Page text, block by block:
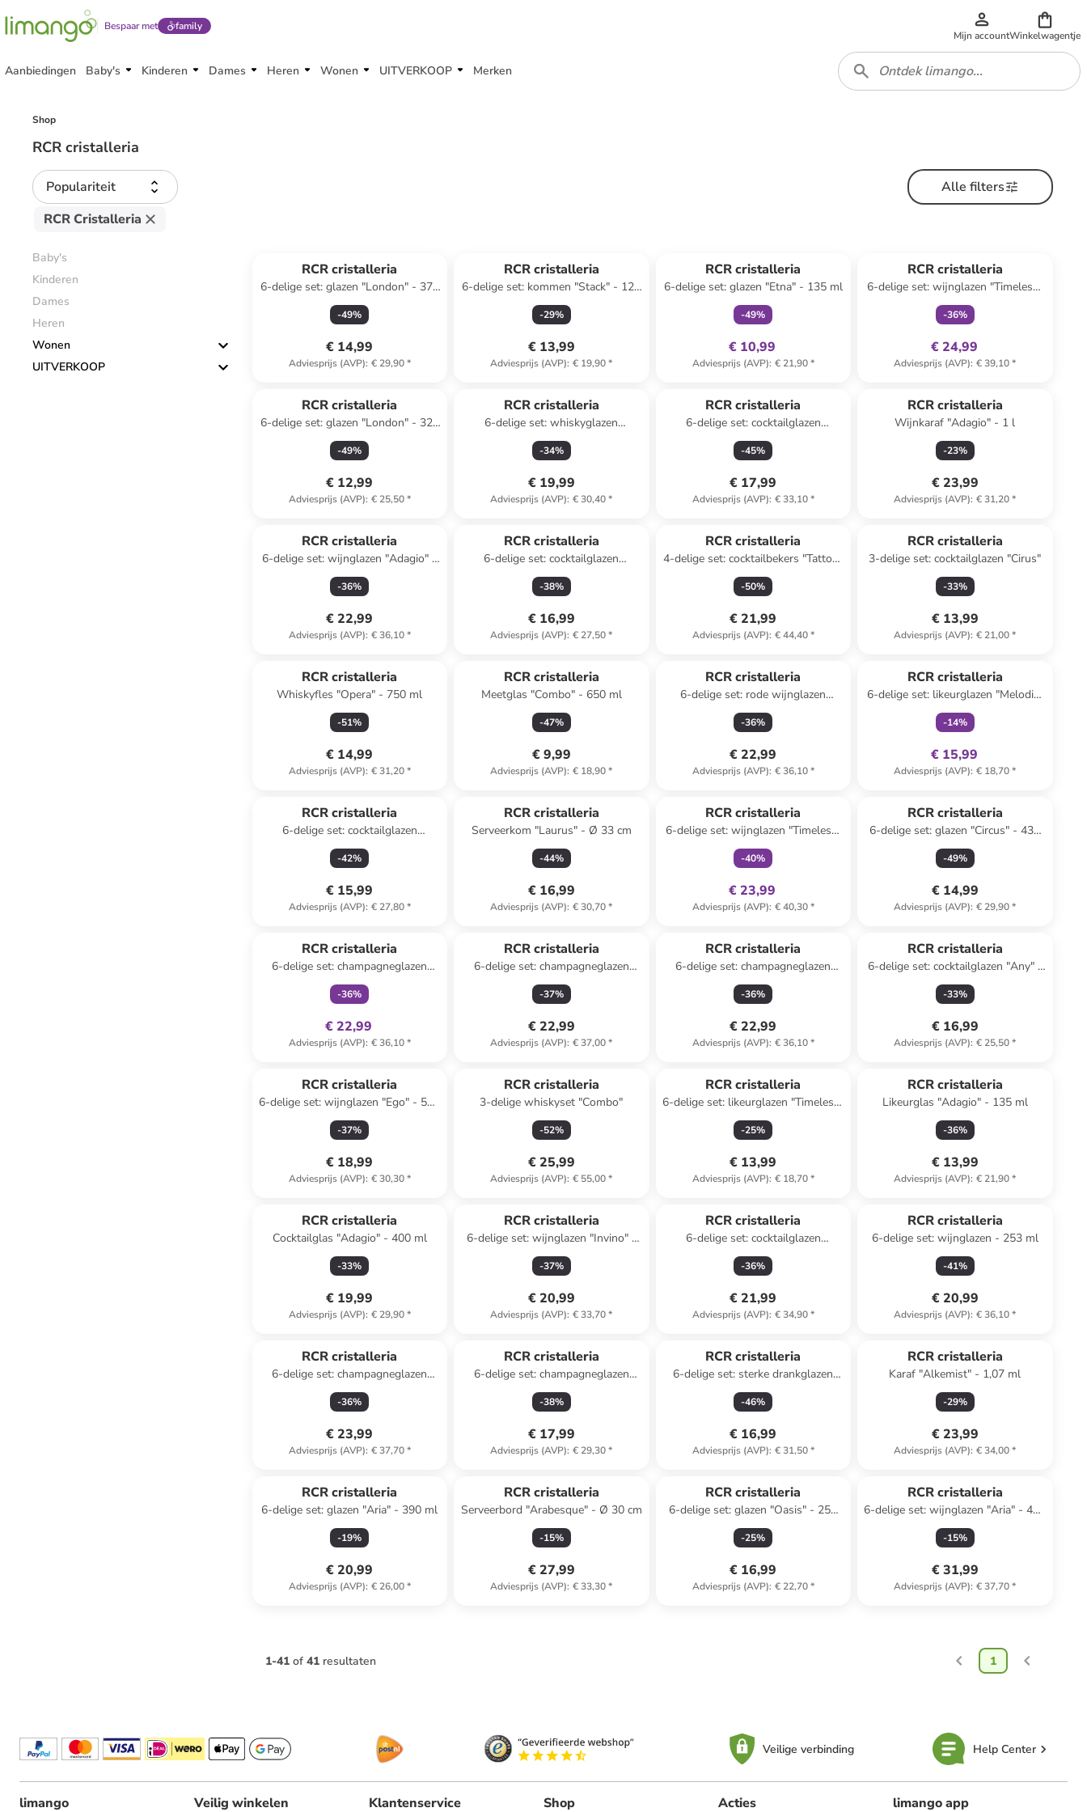
Bespaar met family
Mijn accountWinkelwagentje
Aanbiedingen Baby's Kinderen Dames Heren Wonen UITVERKOOP Merken
Shop
RCR cristalleria
Populariteit
Alle filters
RCR Cristalleria
Baby's
Kinderen
Dames
Heren
Wonen
UITVERKOOP
RCR cristalleria
6-delige set: glazen "London" - 375
ml
-49%
€ 14,99
Adviesprijs (AVP): € 29,90*
RCR cristalleria
6-delige set: kommen "Stack" - 120
ml
-29%
€ 13,99
Adviesprijs (AVP): € 19,90*
RCR cristalleria
6-delige set: glazen "Etna" - 135 ml
-49%
€ 10,99
Adviesprijs (AVP): € 21,90*
RCR cristalleria
6-delige set: wijnglazen "Timeless"
- 550 ml
-36%
€ 24,99
Adviesprijs (AVP): € 39,10*
RCR cristalleria
6-delige set: glazen "London" - 322
ml
-49%
€ 12,99
Adviesprijs (AVP): € 25,50*
RCR cristalleria
6-delige set: whiskyglazen
"Alkemist" - 350 ml
-34%
€ 19,99
Adviesprijs (AVP): € 30,40*
RCR cristalleria
6-delige set: cocktailglazen
oranje/roze - 360 ml
-45%
€ 17,99
Adviesprijs (AVP): € 33,10*
RCR cristalleria
Wijnkaraf "Adagio" - 1 l
-23%
€ 23,99
Adviesprijs (AVP): € 31,20*
RCR cristalleria
6-delige set: wijnglazen "Adagio" -
280 ml
-36%
€ 22,99
Adviesprijs (AVP): € 36,10*
RCR cristalleria
6-delige set: cocktailglazen
"Melodia" - 160 ml
-38%
€ 16,99
Adviesprijs (AVP): € 27,50*
RCR cristalleria
4-delige set: cocktailbekers "Tattoo"
- 420 ml
-50%
€ 21,99
Adviesprijs (AVP): € 44,40*
RCR cristalleria
3-delige set: cocktailglazen "Cirus"
-33%
€ 13,99
Adviesprijs (AVP): € 21,00*
RCR cristalleria
Whiskyfles "Opera" - 750 ml
-51%
€ 14,99
Adviesprijs (AVP): € 31,20*
RCR cristalleria
Meetglas "Combo" - 650 ml
-47%
€ 9,99
Adviesprijs (AVP): € 18,90*
RCR cristalleria
6-delige set: rode wijnglazen
"Opera" - 230 ml
-36%
€ 22,99
Adviesprijs (AVP): € 36,10*
RCR cristalleria
6-delige set: likeurglazen "Melodia"
- 80 ml
-14%
€ 15,99
Adviesprijs (AVP): € 18,70*
RCR cristalleria
6-delige set: cocktailglazen
"Alkemist" - 380 ml
-42%
€ 15,99
Adviesprijs (AVP): € 27,80*
RCR cristalleria
Serveerkom "Laurus" - Ø 33 cm
-44%
€ 16,99
Adviesprijs (AVP): € 30,70*
RCR cristalleria
6-delige set: wijnglazen "Timeless"
- 650 ml
-40%
€ 23,99
Adviesprijs (AVP): € 40,30*
RCR cristalleria
6-delige set: glazen "Circus" - 430
ml
-49%
€ 14,99
Adviesprijs (AVP): € 29,90*
RCR cristalleria
6-delige set: champagneglazen
"Melodia" - 260 ml
-36%
€ 22,99
Adviesprijs (AVP): € 36,10*
RCR cristalleria
6-delige set: champagneglazen
"Brillante" - 190 ml
-37%
€ 22,99
Adviesprijs (AVP): € 37,00*
RCR cristalleria
6-delige set: champagneglazen
"Timeless" - 210 ml
-36%
€ 22,99
Adviesprijs (AVP): € 36,10*
RCR cristalleria
6-delige set: cocktailglazen "Any" -
340 ml
-33%
€ 16,99
Adviesprijs (AVP): € 25,50*
RCR cristalleria
6-delige set: wijnglazen "Ego" - 500
ml
-37%
€ 18,99
Adviesprijs (AVP): € 30,30*
RCR cristalleria
3-delige whiskyset "Combo"
-52%
€ 25,99
Adviesprijs (AVP): € 55,00*
RCR cristalleria
6-delige set: likeurglazen "Timeless"
- 80 ml
-25%
€ 13,99
Adviesprijs (AVP): € 18,70*
RCR cristalleria
Likeurglas "Adagio" - 135 ml
-36%
€ 13,99
Adviesprijs (AVP): € 21,90*
RCR cristalleria
Cocktailglas "Adagio" - 400 ml
-33%
€ 19,99
Adviesprijs (AVP): € 29,90*
RCR cristalleria
6-delige set: wijnglazen "Invino" -
410 ml
-37%
€ 20,99
Adviesprijs (AVP): € 33,70*
RCR cristalleria
6-delige set: cocktailglazen
"Timeless" - 370 ml
-36%
€ 21,99
Adviesprijs (AVP): € 34,90*
RCR cristalleria
6-delige set: wijnglazen - 253 ml
-41%
€ 20,99
Adviesprijs (AVP): € 36,10*
RCR cristalleria
6-delige set: champagneglazen
"Aria" - 360 ml
-36%
€ 23,99
Adviesprijs (AVP): € 37,70*
RCR cristalleria
6-delige set: champagneglazen
"Ego" - 180 ml
-38%
€ 17,99
Adviesprijs (AVP): € 29,30*
RCR cristalleria
6-delige set: sterke drankglazen
"Invino" - 110 ml
-46%
€ 16,99
Adviesprijs (AVP): € 31,50*
RCR cristalleria
Karaf "Alkemist" - 1,07 ml
-29%
€ 23,99
Adviesprijs (AVP): € 34,00*
RCR cristalleria
6-delige set: glazen "Aria" - 390 ml
-19%
€ 20,99
Adviesprijs (AVP): € 26,00*
RCR cristalleria
Serveerbord "Arabesque" - Ø 30 cm
-15%
€ 27,99
Adviesprijs (AVP): € 33,30*
RCR cristalleria
6-delige set: glazen "Oasis" - 250
ml
-25%
€ 16,99
Adviesprijs (AVP): € 22,70*
RCR cristalleria
6-delige set: wijnglazen "Aria" - 460
ml
-15%
€ 31,99
Adviesprijs (AVP): € 37,70*
1-41 of 41 resultaten 1
Veilige verbinding Help Center
limango Veilig winkelen Klantenservice Shop Acties limango app